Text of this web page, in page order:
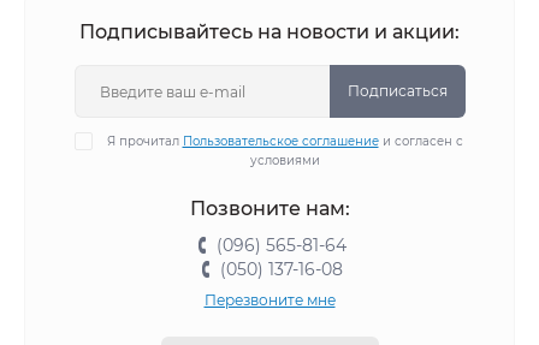
Подписывайтесь на новости и акции:
Подписаться
Я прочитал Пользовательское соглашениеи согласен с
условиями
Позвоните нам:
(096) 565-81-64
(050) 137-16-08
Перезвоните мне